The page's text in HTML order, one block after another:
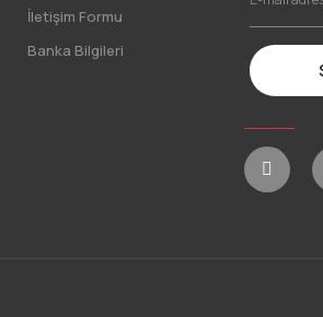
İletişim Formu
Banka Bilgileri